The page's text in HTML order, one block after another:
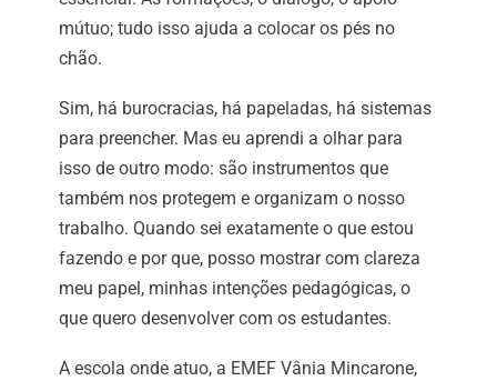
mútuo; tudo isso ajuda a colocar os pés no
chão.
Sim, há burocracias, há papeladas, há sistemas
para preencher. Mas eu aprendi a olhar para
isso de outro modo: são instrumentos que
também nos protegem e organizam o nosso
trabalho. Quando sei exatamente o que estou
fazendo e por que, posso mostrar com clareza
meu papel, minhas intenções pedagógicas, o
que quero desenvolver com os estudantes.
A escola onde atuo, a EMEF Vânia Mincarone,